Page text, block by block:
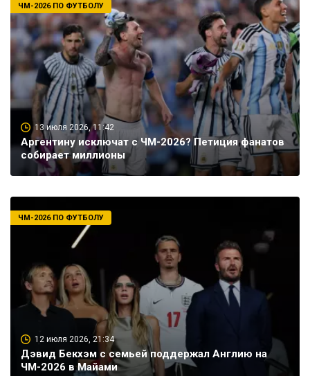
13 июля 2026, 11:42
Аргентину исключат с ЧМ-2026? Петиция фанатов
собирает миллионы
ЧМ-2026 ПО ФУТБОЛУ
12 июля 2026, 21:34
Дэвид Бекхэм с семьей поддержал Англию на
ЧМ-2026 в Майами
ЧМ-2026 ПО ФУТБОЛУ